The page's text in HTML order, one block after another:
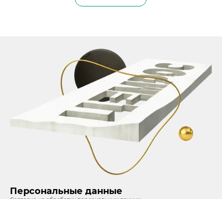
Персональные данные